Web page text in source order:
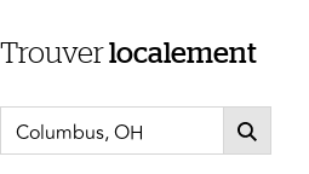
Trouverlocalement